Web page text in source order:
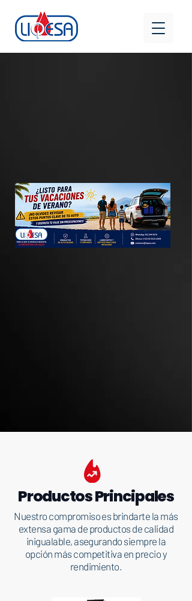
Productos Principales
Nuestro compromiso es brindarte la más
extensa gama de productos de calidad
inigualable, asegurando siempre la
opción más competitiva en precio y
rendimiento.